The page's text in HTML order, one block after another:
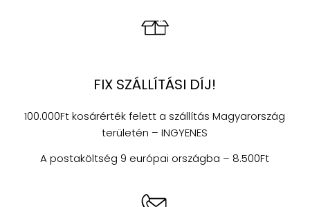
FIX SZÁLLÍTÁSI DÍJ!
100.000Ft kosárérték felett a szállítás Magyarország
területén – INGYENES
A postaköltség 9 európai országba – 8.500Ft